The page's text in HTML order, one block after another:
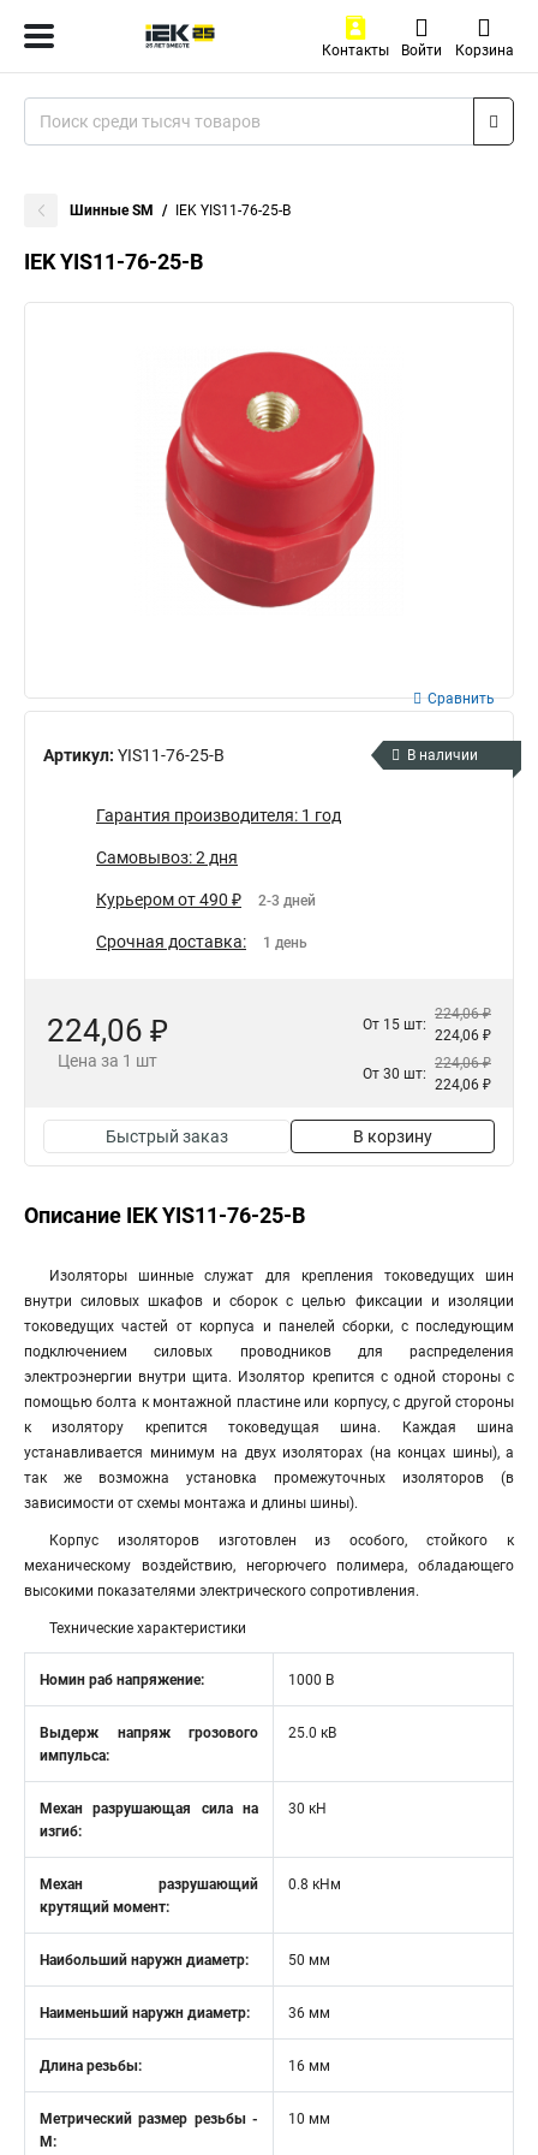
Контакты Войти Корзина
Шинные SM IEK YIS11-76-25-B
IEK YIS11-76-25-B
Артикул: YIS11-76-25-B
Сравнить
В наличии
Гарантия производителя: 1 год
Самовывоз: 2 дня
Курьером от 490 ₽ 2-3 дней
Срочная доставка: 1 день
224,06 ₽
Цена за 1 шт
От 15 шт:
224,06 ₽
224,06 ₽
От 30 шт:
224,06 ₽
224,06 ₽
Быстрый заказ В корзину
Описание IEK YIS11-76-25-B
Изоляторы шинные служат для крепления токоведущих шин
внутри силовых шкафов и сборок с целью фиксации и изоляции
токоведущих частей от корпуса и панелей сборки, с последующим
подключением силовых проводников для распределения
электроэнергии внутри щита. Изолятор крепится с одной стороны с
помощью болта к монтажной пластине или корпусу, с другой стороны
к изолятору крепится токоведущая шина. Каждая шина
устанавливается минимум на двух изоляторах (на концах шины), а
так же возможна установка промежуточных изоляторов (в
зависимости от схемы монтажа и длины шины).
Корпус изоляторов изготовлен из особого, стойкого к
механическому воздействию, негорючего полимера, обладающего
высокими показателями электрического сопротивления.
Технические характеристики
Номин раб напряжение: 1000 В
Выдерж напряж грозового
импульса:
25.0 кВ
Механ разрушающая сила на
изгиб:
30 кН
Механ разрушающий
крутящий момент:
0.8 кНм
Наибольший наружн диаметр: 50 мм
Наименьший наружн диаметр: 36 мм
Длина резьбы: 16 мм
Метрический размер резьбы -
М:
10 мм